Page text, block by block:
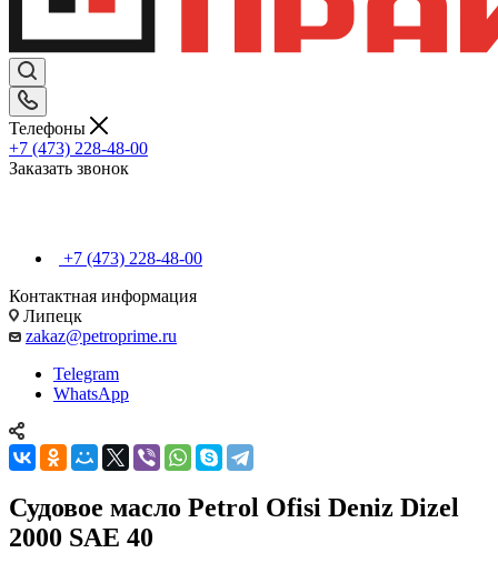
Телефоны
+7 (473) 228-48-00
Заказать звонок
+7 (473) 228-48-00
Контактная информация
Липецк
zakaz@petroprime.ru
Telegram
WhatsApp
Судовое масло Petrol Ofisi Deniz Dizel
2000 SAE 40